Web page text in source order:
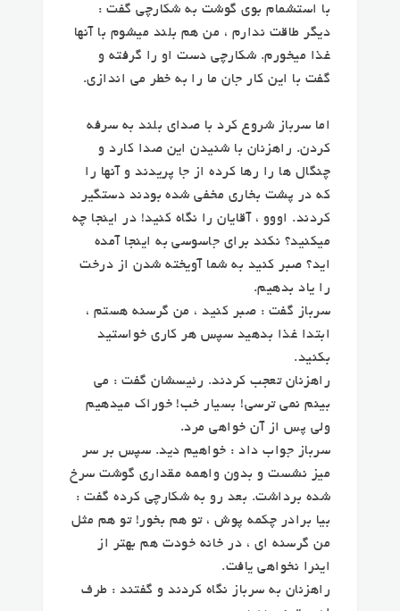
با استشمام بوی گوشت به شکارچی گفت :
دیگر طاقت ندارم ، من هم بلند میشوم با آنها
غذا میخورم. شکارچی دست او را گرفته و
گفت با این کار جان ما را به خطر می اندازی.
اما سرباز شروع کرد با صدای بلند به سرفه
کردن. راهزنان با شنیدن این صدا کارد و
چنگال ها را رها کرده از جا پریدند و آنها را
که در پشت بخاری مخفی شده بودند دستگیر
کردند. اووو ، آقایان را نگاه کنید! در اینجا چه
میکنید؟ نکند برای جاسوسی به اینجا آمده
اید؟ صبر کنید به شما آویخته شدن از درخت
را یاد بدهیم.
سرباز گفت : صبر کنید ، من گرسنه هستم ،
ابتدا غذا بدهید سپس هر کاری خواستید
بکنید.
راهزنان تعجب کردند. رئیسشان گفت :‌ می
بینم نمی ترسی! بسیار خب! خوراک میدهیم
ولی پس از آن خواهی مرد.
سرباز جواب داد : خواهیم دید. سپس بر سر
میز نشست و بدون واهمه مقداری گوشت سرخ
شده برداشت. بعد رو به شکارچی کرده گفت :
بیا برادر چکمه پوش ، تو هم بخور! تو هم مثل
من گرسنه ای ، در خانه خودت هم بهتر از
اینرا نخواهی یافت.
راهزنان به سرباز نگاه کردند و گفتند : طرف